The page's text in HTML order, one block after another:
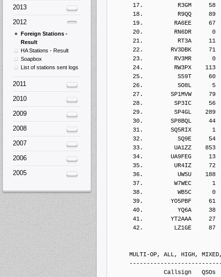
17.          R3GM     58
18.          R9QQ     89
19.         RA6EE     67
20.         RN6DR      0
21.          RT3A     11
22.        RV3DBK     71
23.         RV3MR      0
24.         RW3PX    113
25.          S59T     60
26.          SO8L      5
27.        SP1MVW     79
28.         SP3IC     56
29.         SP4GL    289
30.        SP8BQL     44
31.        SQ5RIX      1
32.          SQ9E     54
33.         UA1ZZ    853
34.        UA9FEG     13
35.         UR4IZ     72
36.          UW5U    188
37.         W7WEC      1
38.          WB5C      0
39.        YO5PBF     61
40.          YQ6A     38
41.        YT2AAA     27
42.         LZ1GE     87
MULTI-OP, ALL, HIGH, MIXED,
Callsign   QSOs  Points
2013
2012
Foreign Stations -
Result
HA Stations - Result
Soapbox
List of stations sent logs
2011
2010
2009
2008
2007
2006
2005